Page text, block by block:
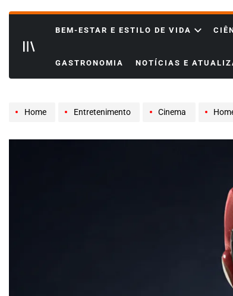
BEM-ESTAR E ESTILO DE VIDA
GASTRONOMIA NOTÍCIAS E
Home Entretenimento Cinema